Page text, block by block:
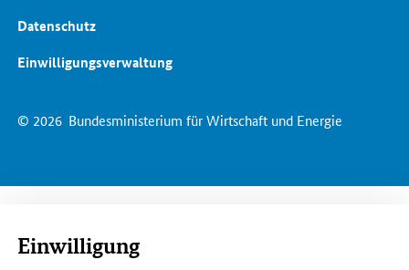
© 2026 Bundesministerium für Wirtschaft und Energie
Datenschutz
Einwilligungsverwaltung
Einwilligung